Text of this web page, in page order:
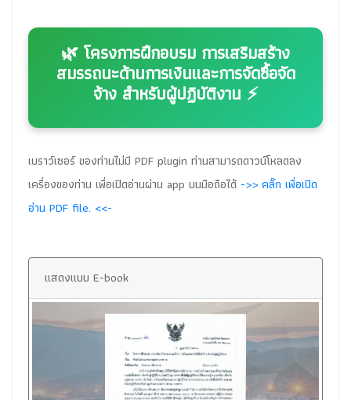
🌿 โครงการฝึกอบรม การเสริมสร้าง
สมรรถนะด้านการเงินและการจัดซื้อจัด
จ้าง สำหรับผู้ปฏิบัติงาน ⚡
เบราว์เซอร์ ของท่านไม่มี PDF plugin ท่านสามารถดาวน์โหลดลง
เครื่องของท่าน เพื่อเปิดอ่านผ่าน app บนมือถือได้ ->> คลิ๊ก เพื่อเปิด
อ่าน PDF file. <<-
แสดงแบบ E-book